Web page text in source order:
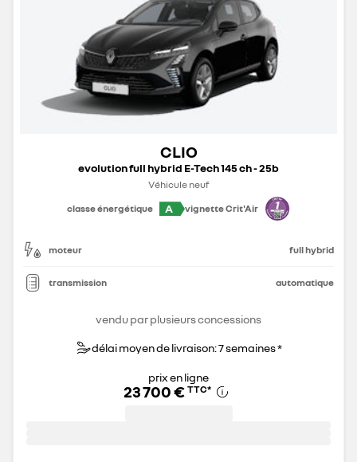
CLIO
evolution full hybrid E-Tech 145 ch - 25b
Véhicule neuf
classe énergétique
A vignette Crit'Air
moteur full hybrid
transmission automatique
vendu par plusieurs concessions
délai moyen de livraison: 7 semaines *
prix en ligne
23 700 € TTC*